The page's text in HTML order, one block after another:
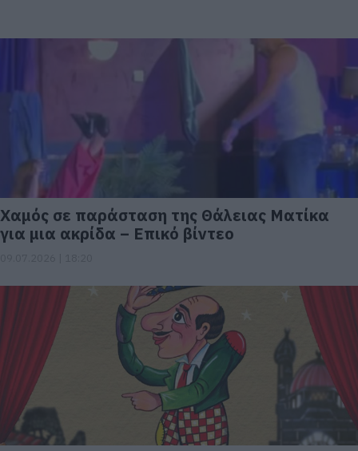
Χαμός σε παράσταση της Θάλειας Ματίκα
για μια ακρίδα – Επικό βίντεο